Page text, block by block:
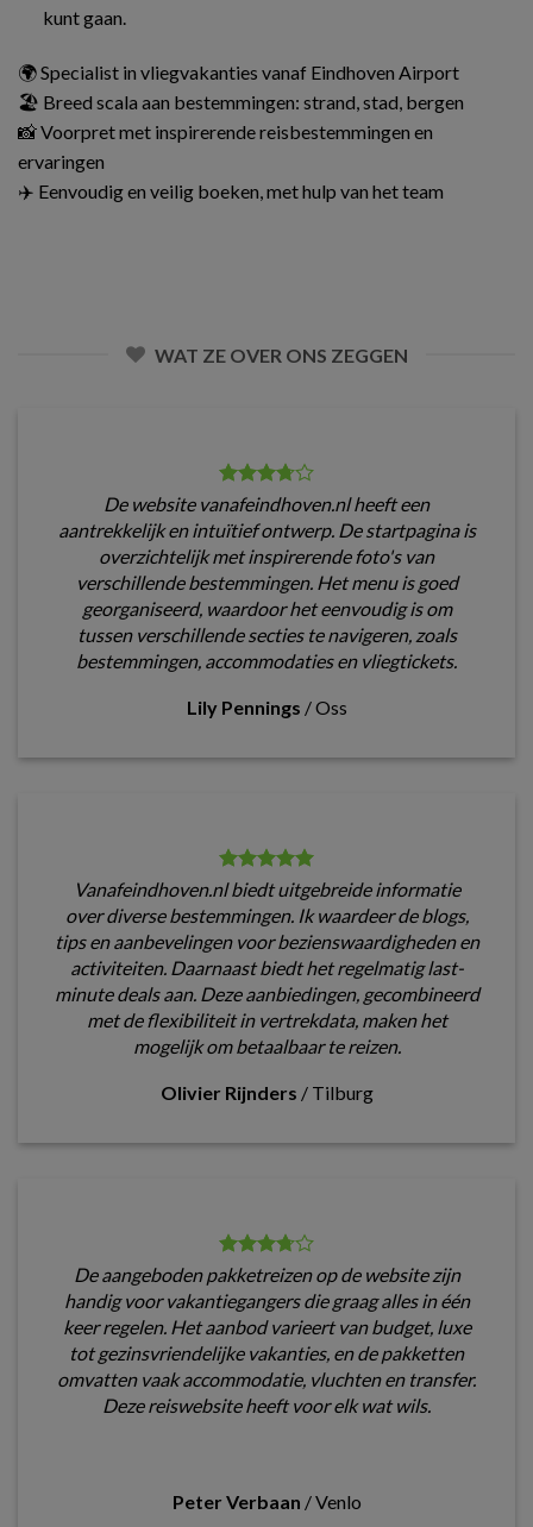
kunt gaan.
🌍 Specialist in vliegvakanties vanaf Eindhoven Airport
🏖️ Breed scala aan bestemmingen: strand, stad, bergen
📸 Voorpret met inspirerende reisbestemmingen en
ervaringen
✈️ Eenvoudig en veilig boeken, met hulp van het team
WAT ZE OVER ONS ZEGGEN
De website vanafeindhoven.nl heeft een
aantrekkelijk en intuïtief ontwerp. De startpagina is
overzichtelijk met inspirerende foto's van
verschillende bestemmingen. Het menu is goed
georganiseerd, waardoor het eenvoudig is om
tussen verschillende secties te navigeren, zoals
bestemmingen, accommodaties en vliegtickets.
Lily Pennings /Oss
Vanafeindhoven.nl biedt uitgebreide informatie
over diverse bestemmingen. Ik waardeer de blogs,
tips en aanbevelingen voor bezienswaardigheden en
activiteiten. Daarnaast biedt het regelmatig last-
minute deals aan. Deze aanbiedingen, gecombineerd
met de flexibiliteit in vertrekdata, maken het
mogelijk om betaalbaar te reizen.
Olivier Rijnders / Tilburg
De aangeboden pakketreizen op de website zijn
handig voor vakantiegangers die graag alles in één
keer regelen. Het aanbod varieert van budget, luxe
tot gezinsvriendelijke vakanties, en de pakketten
omvatten vaak accommodatie, vluchten en transfer.
Deze reiswebsite heeft voor elk wat wils.
Peter Verbaan /Venlo